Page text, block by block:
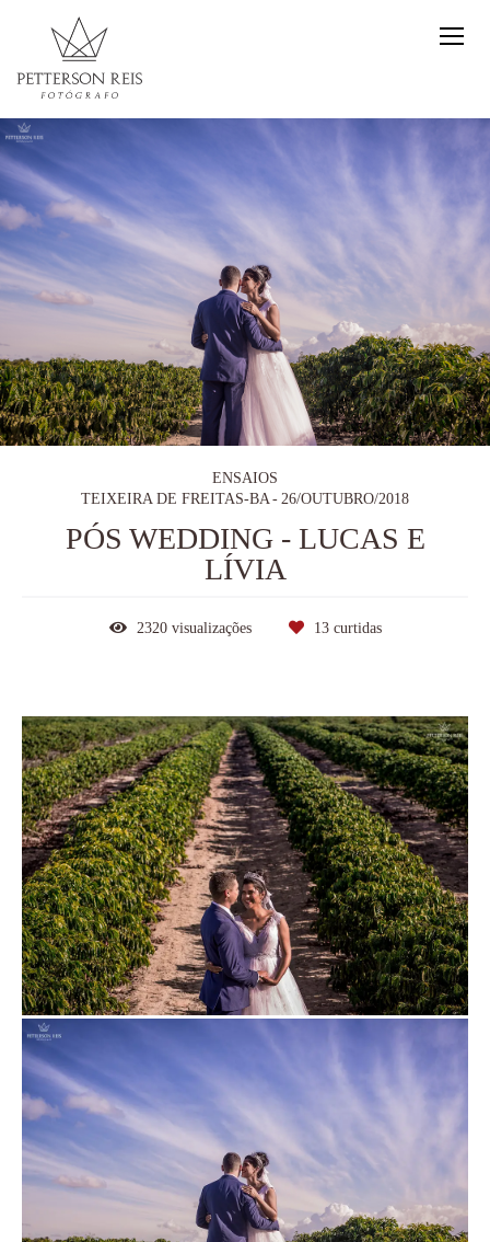
ENSAIOS
TEIXEIRA DE FREITAS-BA
26/OUTUBRO/2018
PÓS WEDDING - LUCAS E
LÍVIA
2320visualizações 13curtidas